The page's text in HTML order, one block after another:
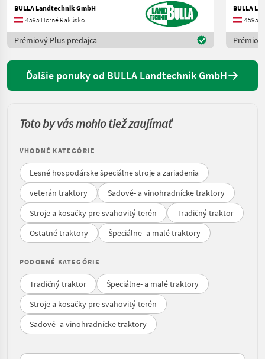
BULLA Landtechnik GmbH
4595 Horné Rakúsko
Prémiový Plus predajca
BULLA
4595
Ďalšie ponuky od BULLA Landtechnik GmbH
Toto by vás mohlo tiež zaujímať
VHODNÉ KATEGÓRIE
Lesné hospodárske špeciálne stroje a zariadenia
veterán traktory
Sadové- a vinohradnícke traktory
Stroje a kosačky pre svahovitý terén
Tradičný traktor
Ostatné traktory
Špeciálne- a malé traktory
PODOBNÉ KATEGÓRIE
Tradičný traktor
Špeciálne- a malé traktory
Stroje a kosačky pre svahovitý terén
Sadové- a vinohradnícke traktory